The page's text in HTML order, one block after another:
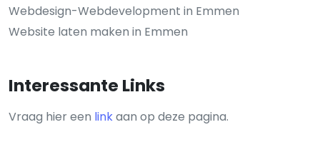
Webdesign-Webdevelopment in Emmen
Website laten maken in Emmen
Interessante Links
Vraag hier een linkaan op deze pagina.